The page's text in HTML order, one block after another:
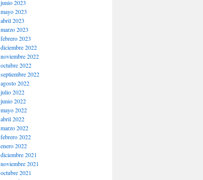
junio 2023
mayo 2023
abril 2023
marzo 2023
febrero 2023
diciembre 2022
noviembre 2022
octubre 2022
septiembre 2022
agosto 2022
julio 2022
junio 2022
mayo 2022
abril 2022
marzo 2022
febrero 2022
enero 2022
diciembre 2021
noviembre 2021
octubre 2021